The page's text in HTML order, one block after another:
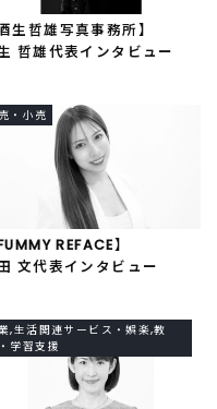
酒生哲雄写真事務所】
哲雄代表インタビュー
・小売
FUMMY REFACE】
文代表インタビュー
,生活関連サービス・娯楽,教
学習支援